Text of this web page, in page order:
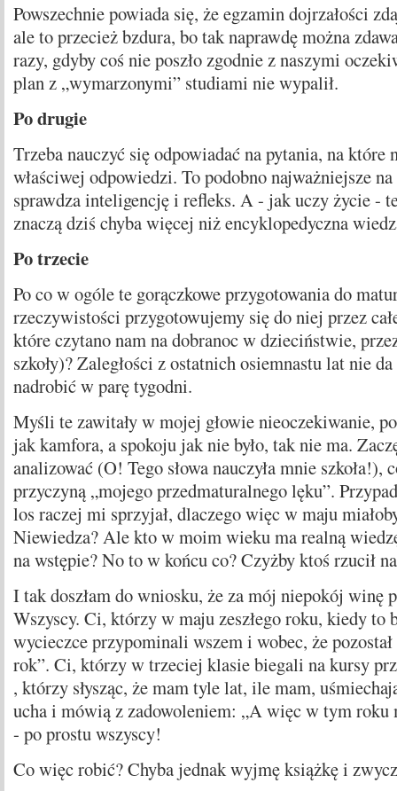
Powszechnie powiada się, że egzamin dojrzałości
ale to przecież bzdura, bo tak naprawdę można
razy, gdyby coś nie poszło zgodnie z naszymi
plan z „wymarzonymi” studiami nie wypalił.
Po drugie
Trzeba nauczyć się odpowiadać na pytania, na które
właściwej odpowiedzi. To podobno najważniejsze
sprawdza inteligencję i refleks. A - jak uczy życie -
znaczą dziś chyba więcej niż encyklopedyczna
Po trzecie
Po co w ogóle te gorączkowe przygotowania do
rzeczywistości przygotowujemy się do niej przez
które czytano nam na dobranoc w dzieciństwie,
szkoły)? Zaległości z ostatnich osiemnastu lat nie
nadrobić w parę tygodni.
Myśli te zawitały w mojej głowie nieoczekiwanie,
jak kamfora, a spokoju jak nie było, tak nie ma.
analizować (O! Tego słowa nauczyła mnie szkoła!),
przyczyną „mojego przedmaturalnego lęku”.
los raczej mi sprzyjał, dlaczego więc w maju
Niewiedza? Ale kto w moim wieku ma realną
na wstępie? No to w końcu co? Czyżby ktoś rzucił
I tak doszłam do wniosku, że za mój niepokój winę
Wszyscy. Ci, którzy w maju zeszłego roku, kiedy to
wycieczce przypominali wszem i wobec, że
rok”. Ci, którzy w trzeciej klasie biegali na kursy
, którzy słysząc, że mam tyle lat, ile mam,
ucha i mówią z zadowoleniem: „A więc w tym roku
- po prostu wszyscy!
Co więc robić? Chyba jednak wyjmę książkę i